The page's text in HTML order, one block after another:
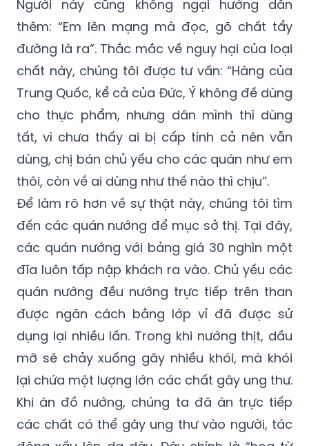
đường là ra”. Thắc mắc về nguy hại của loại
chất này, chúng tôi được tư vấn: “Hàng của
Trung Quốc, kể cả của Đức, Ý không đề dùng
cho thực phẩm, nhưng dân mình thì dùng
tất, vì chưa thấy ai bị cấp tính cả nên vẫn
dùng, chị bán chủ yếu cho các quán như em
thôi, còn về ai dùng như thế nào thì chịu”.
Để làm rõ hơn về sự thật này, chúng tôi tìm
đến các quán nướng để mục sở thị. Tại đây,
các quán nướng với bảng giá 30 nghìn một
đĩa luôn tấp nập khách ra vào. Chủ yếu các
quán nướng đều nướng trực tiếp trên than
được ngăn cách bằng lớp vỉ đã được sử
dụng lại nhiều lần. Trong khi nướng thịt, dầu
mỡ sẽ chảy xuống gây nhiều khói, mà khói
lại chứa một lượng lớn các chất gây ung thư.
Khi ăn đồ nướng, chúng ta đã ăn trực tiếp
các chất có thể gây ung thư vào người, tác
động xấu lên dạ dày. Đây chính là “họa từ
miệng mà ra”.